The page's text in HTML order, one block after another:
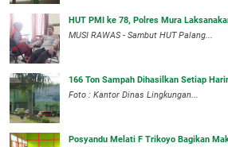
HUT PMI ke 78, Polres Mura
MUSI RAWAS - Sambut HUT Palang...
166 Ton Sampah Dihasilkan Setiap
Foto : Kantor Dinas Lingkungan...
Posyandu Melati F Trikoyo Bagikan